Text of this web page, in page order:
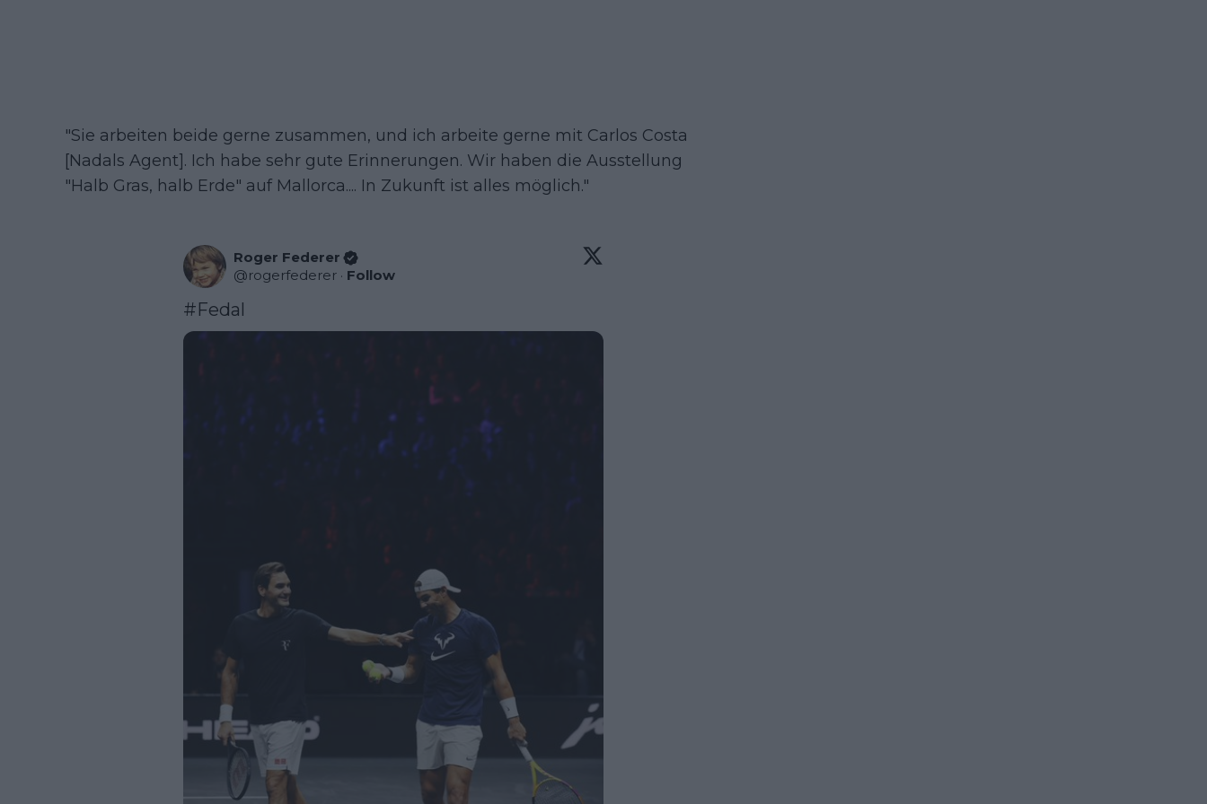
"Sie arbeiten beide gerne zusammen, und ich arbeite gerne mit Carlos Costa
[Nadals Agent]. Ich habe sehr gute Erinnerungen. Wir haben die Ausstellung
"Halb Gras, halb Erde" auf Mallorca.... In Zukunft ist alles möglich."
Roger Federer
@rogerfederer · Follow
#Fedal